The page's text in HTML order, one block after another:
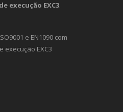
execução EXC3.